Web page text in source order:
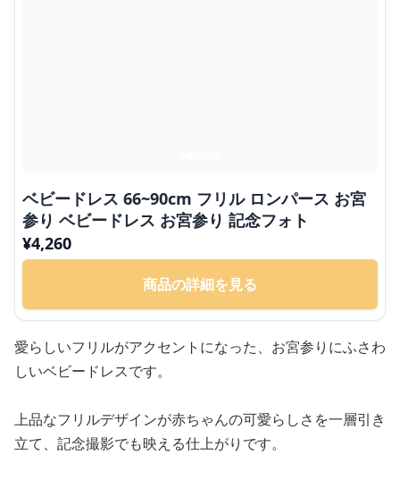
ベビードレス 66~90cm フリル ロンパース お宮
参り ベビードレス お宮参り 記念フォト
¥4,260
商品の詳細を見る
愛らしいフリルがアクセントになった、お宮参りにふさわ
しいベビードレスです。
上品なフリルデザインが赤ちゃんの可愛らしさを一層引き
立て、記念撮影でも映える仕上がりです。